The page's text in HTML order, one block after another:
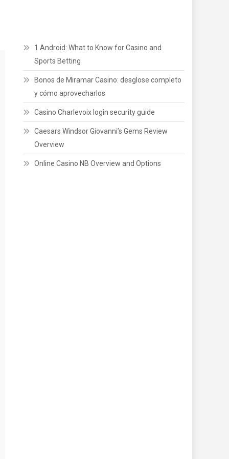
1 Android: What to Know for Casino and
Sports Betting
Bonos de Miramar Casino: desglose completo
y cómo aprovecharlos
Casino Charlevoix login security guide
Caesars Windsor Giovanni’s Gems Review
Overview
Online Casino NB Overview and Options